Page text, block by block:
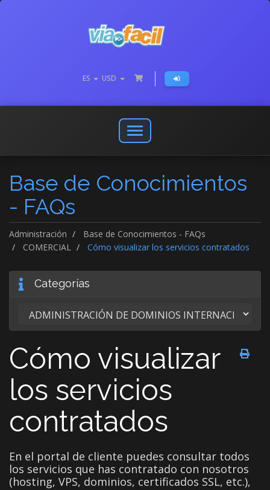
ES USD
Abrir
o
menú
de
Base de Conocimientos
- FAQs
Administración
Base de Conocimientos - FAQs
COMERCIAL
Cómo visualizar los servicios contratados
Categorías
Cómo visualizar
los servicios
contratados
En el portal de cliente puedes consultar todos
los servicios que has contratado con nosotros
(hosting, VPS, dominios, certificados SSL, etc.),